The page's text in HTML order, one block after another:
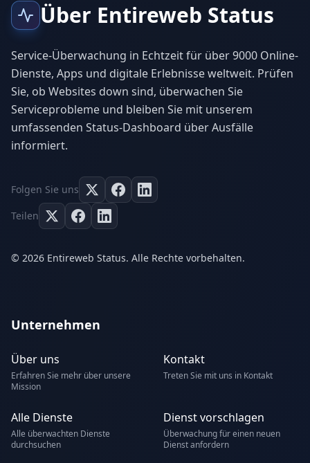
Über Entireweb Status
Service-Überwachung in Echtzeit für über 9000 Online-
Dienste, Apps und digitale Erlebnisse weltweit. Prüfen
Sie, ob Websites down sind, überwachen Sie
Serviceprobleme und bleiben Sie mit unserem
umfassenden Status-Dashboard über Ausfälle
informiert.
Folgen Sie uns
Teilen
© 2026 Entireweb Status. Alle Rechte vorbehalten.
Unternehmen
Über uns
Erfahren Sie mehr über unsere
Mission
Kontakt
Treten Sie mit uns in Kontakt
Alle Dienste
Alle überwachten Dienste
durchsuchen
Dienst vorschlagen
Überwachung für einen neuen
Dienst anfordern